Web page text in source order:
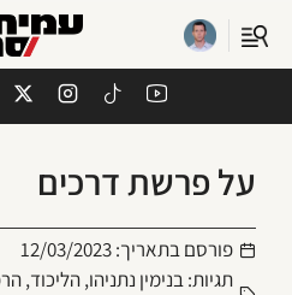
על פרשת דרכים
פורסם בתאריך:12/03/2023
תגיות:בנימין נתניהו,הליכוד,